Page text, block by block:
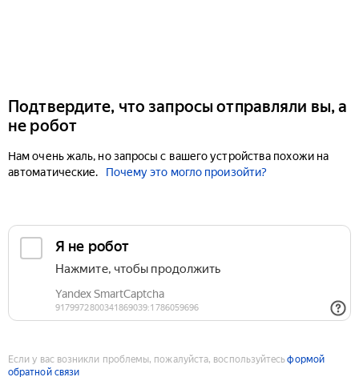
Подтвердите, что запросы отправляли вы, а
не робот
Нам очень жаль, но запросы с вашего устройства похожи на
автоматические.
Почему это могло произойти?
Если у вас возникли проблемы, пожалуйста, воспользуйтесьформой
обратной связи